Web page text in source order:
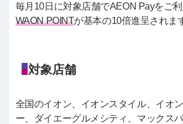
毎月10日に対象店舗でAEON Payをご利
WAON POINTが基本の10倍進呈されま
対象店舗
全国のイオン、イオンスタイル、イオ
ー、ダイエーグルメシティ、マックス